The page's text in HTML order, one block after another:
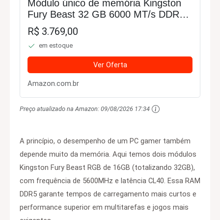
Módulo único de memória Kingston
Fury Beast 32 GB 6000 MT/s DDR5
CL36 RGB | Sincronização
infravermelho | AMD Expo | Plug N
Play | KF560C36BBEA-32
R$ 3.769,00
em estoque
Ver Oferta
Amazon.com.br
Preço atualizado na Amazon: 09/08/2026 17:34
A princípio, o desempenho de um PC gamer também
depende muito da memória. Aqui temos dois módulos
Kingston Fury Beast RGB de 16GB (totalizando 32GB),
com frequência de 5600MHz e latência CL40. Essa RAM
DDR5 garante tempos de carregamento mais curtos e
performance superior em multitarefas e jogos mais